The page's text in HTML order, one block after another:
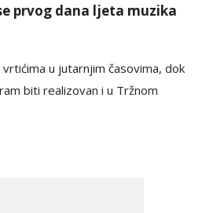
prvog dana ljeta muzika
u jutarnjim časovima, dok
biti realizovan i u Tržnom